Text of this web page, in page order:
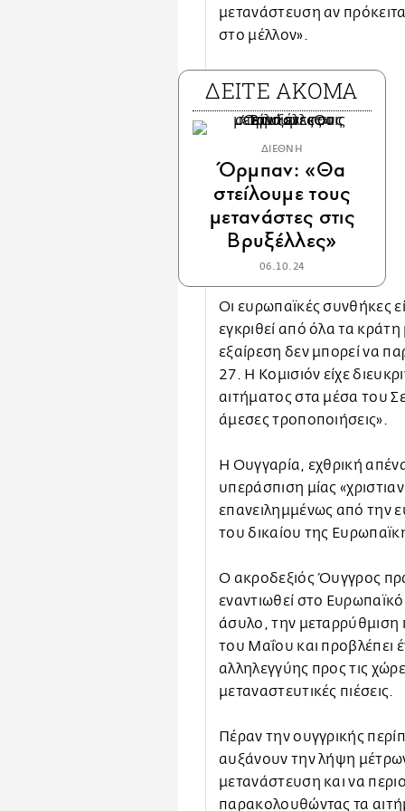
μετανάστευση αν
στο μέλλον».
ΔΕΙΤΕ ΑΚΟΜΑ
ΔΙΕΘΝΗ
Όρμπαν: «Θα
στείλουμε τους
μετανάστες στις
Βρυξέλλες»
06.10.24
Οι ευρωπαϊκές συνθήκες
εγκριθεί από όλα τα
εξαίρεση δεν μπορεί να
27. Η Κομισιόν είχε
αιτήματος στα μέσα του
άμεσες τροποποιήσεις».
Η Ουγγαρία, εχθρική
υπεράσπιση μίας
επανειλημμένως από την
του δικαίου της
Ο ακροδεξιός Όυγγρος
εναντιωθεί στο
άσυλο, την μεταρρύθμιση
του Μαΐου και προβλέπει
αλληλεγγύης προς τις
μεταναστευτικές πιέσεις.
Πέραν την ουγγρικής
αυξάνουν την λήψη
μετανάστευση και να
παρακολουθώντας τα